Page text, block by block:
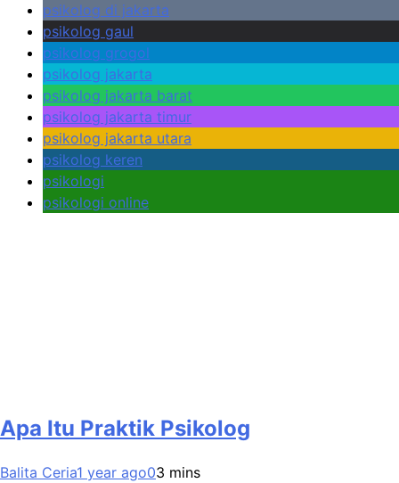
psikolog di jakarta
psikolog gaul
psikolog grogol
psikolog jakarta
psikolog jakarta barat
psikolog jakarta timur
psikolog jakarta utara
psikolog keren
psikologi
psikologi online
Apa Itu Praktik Psikolog
Balita Ceria1 year ago03 mins